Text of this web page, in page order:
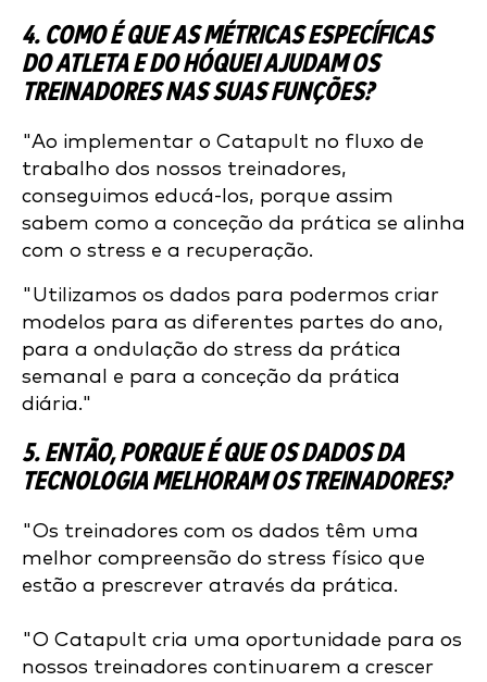
4. COMO É QUE AS MÉTRICAS ESPECÍFICAS
DO ATLETA E DO HÓQUEI AJUDAM OS
TREINADORES NAS SUAS FUNÇÕES?
"Ao implementar o Catapult no fluxo de
trabalho dos nossos treinadores,
conseguimos educá-los, porque assim
sabem como a conceção da prática se alinha
com o stress e a recuperação.
"Utilizamos os dados para podermos criar
modelos para as diferentes partes do ano,
para a ondulação do stress da prática
semanal e para a conceção da prática
diária."
5. ENTÃO, PORQUE É QUE OS DADOS DA
TECNOLOGIA MELHORAM OS TREINADORES?
"Os treinadores com os dados têm uma
melhor compreensão do stress físico que
estão a prescrever através da prática.
"O Catapult cria uma oportunidade para os
nossos treinadores continuarem a crescer